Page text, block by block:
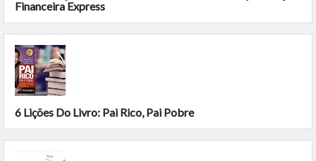
Financeira Express
6 Lições Do Livro: Pai Rico, Pai Pobre